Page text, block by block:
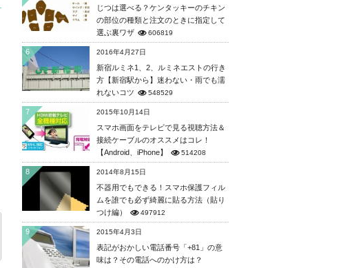
じつは選べる？ケンタッキーのチキン
の部位の種類と注文のときに指定して
選ぶ裏ワザ
606819
6 2016年4月27日
新宿ルミネ1、2、ルミネエストの行き
方【新宿駅から】迷わない・雨でも濡
れないコツ
548529
7 2015年10月14日
スマホ画面をテレビで見る視聴方法＆
接続ケーブルのオススメはコレ！
【Android、iPhone】
514208
8 2014年8月15日
不器用でもできる！スマホ保護フィル
ムを誰でも必ず綺麗に貼る方法（貼り
つけ編）
497912
9 2015年4月3日
表記がおかしい電話番号「+81」の意
味は？その電話へのかけ方は？